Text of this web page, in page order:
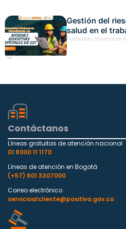
Gestión del
salud en el
mejora
– Acción
Publicado: noviembre
Contáctanos
Líneas gratuitas de atención nacional
01 8000 11 1170
Líneas de atención en Bogotá
(+57) 601 3307000
Correo electrónico
servicioalcliente@positiva.gov.co